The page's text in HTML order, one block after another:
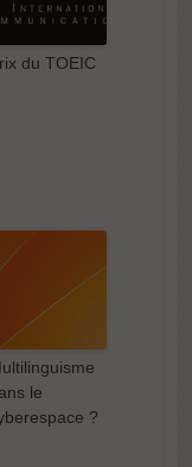
du TOEIC
le
?
ligne : l’avenir